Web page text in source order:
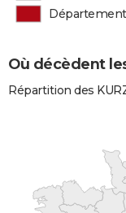
Où décèdent
Répartition des